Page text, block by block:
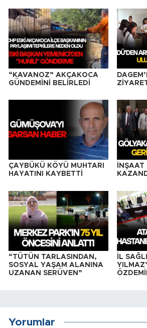
“KAVANOZ” AKÇAKOCA
GÜNDEMİNİ BELİRLEDİ
ÇAYBÜKÜ KÖYÜ MUHTARI
HAYATINI KAYBETTİ
“TÜTÜN TARLASINDAN,
SOSYAL YAŞAM ALANINA
UZANAN SERÜVEN”
İL
Yorumlar